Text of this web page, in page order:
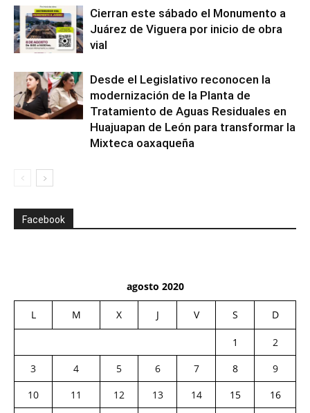
Cierran este sábado el Monumento a
Juárez de Viguera por inicio de obra
vial
Desde el Legislativo reconocen la
modernización de la Planta de
Tratamiento de Aguas Residuales en
Huajuapan de León para transformar la
Mixteca oaxaqueña
Facebook
agosto 2020
L M X J V S D
1
2
3
4 5 6 7 8
9
10
11 12 13 14 15
16